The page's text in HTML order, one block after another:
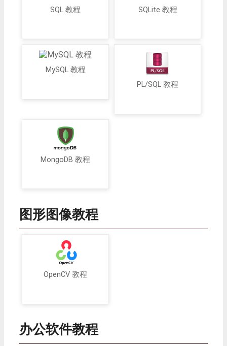
SQL 教程 SQLite 教程
MySQL 教程
PL/SQL 教程
MongoDB 教程
图形图像教程
OpenCV 教程
办公软件教程